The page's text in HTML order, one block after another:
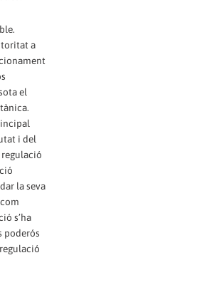
a
el
i del
la seva
s’ha
poderós